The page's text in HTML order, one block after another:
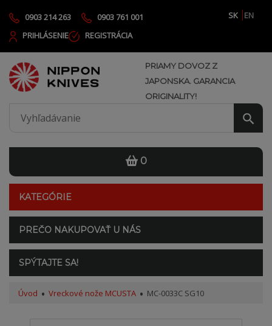
0903 214 263 0903 761 001 SK
EN
PRIHLÁSENIE
REGISTRÁCIA
PRIAMY DOVOZ Z
JAPONSKA. GARANCIA
ORIGINALITY!
0
KATEGÓRIE
PREČO NAKUPOVAŤ U NÁS
SPÝTAJTE SA!
Úvod Vreckové nože MCUSTA MC-0033C SG10